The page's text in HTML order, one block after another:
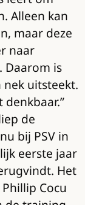
Alleen kan
maar deze
naar
Daarom is
uitsteekt.
de
bij PSV in
eerste jaar
Het
Cocu